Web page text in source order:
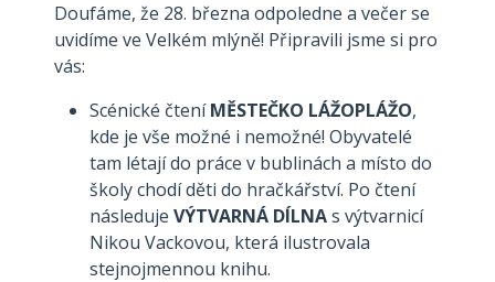
Doufáme, že 28. března odpoledne a večer se
uvidíme ve Velkém mlýně! Připravili jsme si pro
vás:
Scénické čteníMĚSTEČKO LÁŽOPLÁŽO,
kde je vše možné i nemožné! Obyvatelé
tam létají do práce v bublinách a místo do
školy chodí děti do hračkářství. Po čtení
následujeVÝTVARNÁ DÍLNAs výtvarnicí
Nikou Vackovou, která ilustrovala
stejnojmennou knihu.